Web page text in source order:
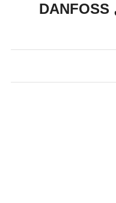
36M115A 11C20 / بديل DANFOSS